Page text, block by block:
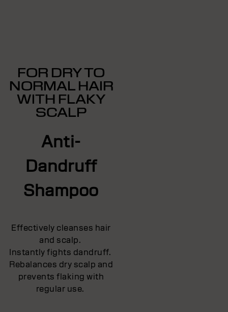
FOR DRY TO
NORMAL HAIR
WITH FLAKY
SCALP
Anti-
Dandruff
Shampoo
Effectively cleanses hair
and scalp.
Instantly fights dandruff.
Rebalances dry scalp and
prevents flaking with
regular use.